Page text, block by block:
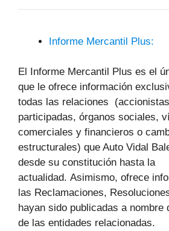
Informe Mercantil Plus:
El Informe Mercantil Plus es el
que le ofrece información
todas las relaciones
participadas, órganos sociales,
comerciales y financieros o
estructurales) que Auto Vidal
desde su constitución hasta la
actualidad. Asimismo, ofrece
las Reclamaciones,
hayan sido publicadas a nombre
de las entidades relacionadas.